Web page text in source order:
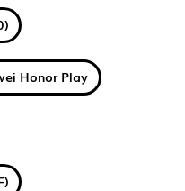
Honor Play